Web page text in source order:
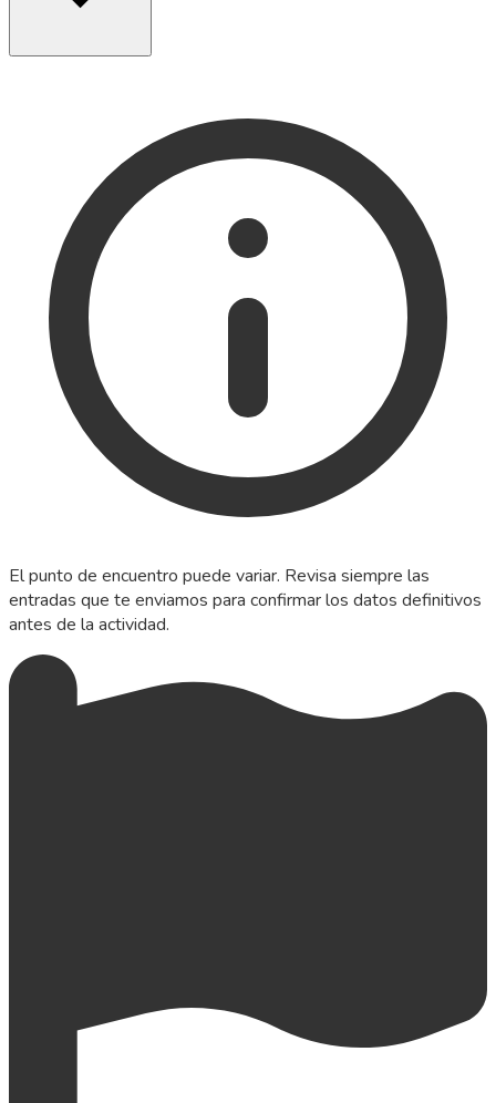
El punto de encuentro puede variar. Revisa siempre las
entradas que te enviamos para confirmar los datos definitivos
antes de la actividad.